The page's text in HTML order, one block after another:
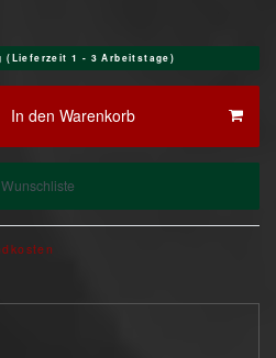
(Lieferzeit 1 - 3 Arbeitstage)
In den Warenkorb
Wunschliste